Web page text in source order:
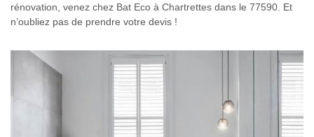
rénovation, venez chez Bat Eco à Chartrettes dans le 77590. Et
n’oubliez pas de prendre votre devis !